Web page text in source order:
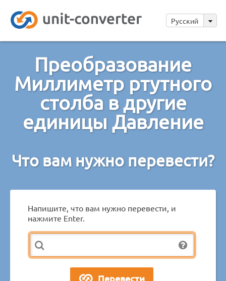
Русский
Преобразование
Миллиметр ртутного
столба в другие
единицы Давление
Что вам нужно перевести?
Напишите, что вам нужно перевести, и
нажмите Enter.